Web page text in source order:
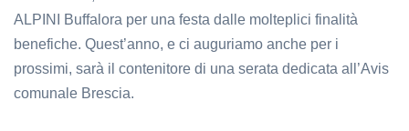
ALPINI Buffalora per una festa dalle molteplici finalità
benefiche. Quest’anno, e ci auguriamo anche per i
prossimi, sarà il contenitore di una serata dedicata all’Avis
comunale Brescia.